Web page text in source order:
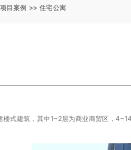
目案例 >> 住宅公寓
楼式建筑，其中1~2层为商业商贸区，